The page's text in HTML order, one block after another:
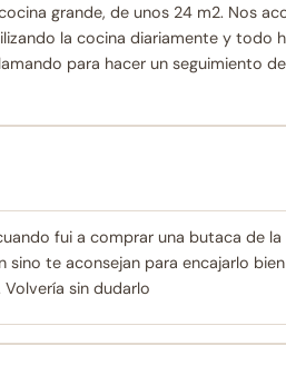
grande, de unos 24 m2. Nos
la cocina diariamente y todo
para hacer un seguimiento
fui a comprar una butaca de
sino te aconsejan para encajarlo
sin dudarlo